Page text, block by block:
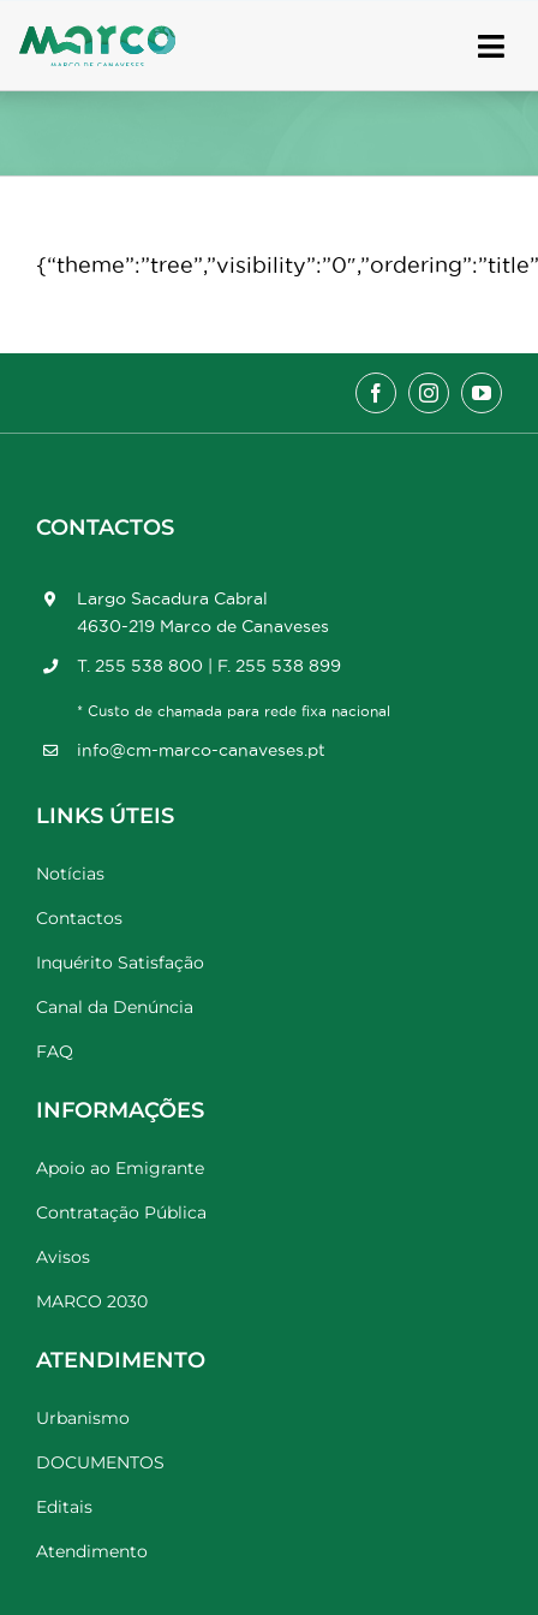
to
CONTACTOS
Largo Sacadura Cabral
4630-219 Marco de Canaveses
T. 255 538 800 | F. 255 538 899
* Custo de chamada para rede fixa nacional
info@cm-marco-canaveses.pt
LINKS ÚTEIS
Notícias
Contactos
Inquérito Satisfação
Canal da Denúncia
FAQ
INFORMAÇÕES
Apoio ao Emigrante
Contratação Pública
Avisos
MARCO 2030
ATENDIMENTO
Urbanismo
DOCUMENTOS
Editais
Atendimento